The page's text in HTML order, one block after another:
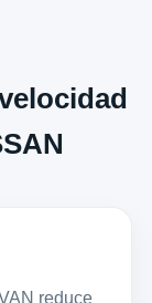
reduce